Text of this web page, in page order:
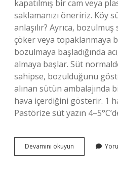
kapatılmış bir cam veya
saklamanızı öneririz. Köy
anlaşılır? Ayrıca,
çöker veya topaklanmaya
bozulmaya başladığında
almaya başlar. Süt
sahipse, bozulduğunu
alınan sütün ambalajında
hava içerdiğini gösterir. 1
Pastörize süt yazın
Devamını okuyun
Sütü